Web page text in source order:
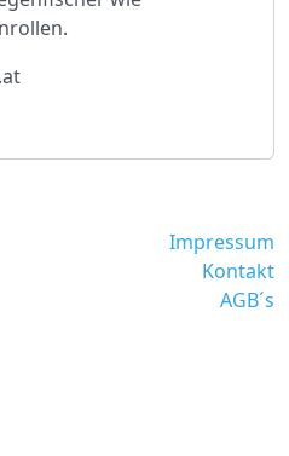
Impressum
Kontakt
AGB´s